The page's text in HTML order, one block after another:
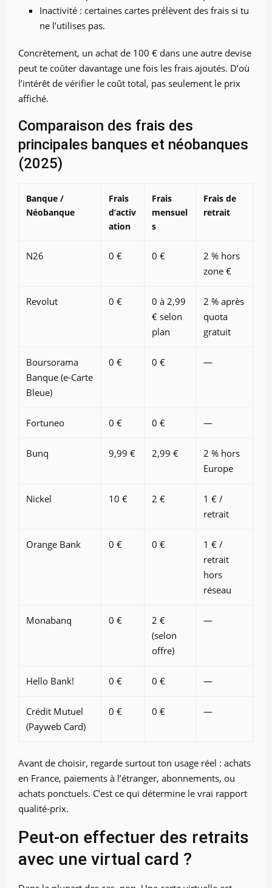
Inactivité : certaines cartes prélèvent des frais si tu
ne l’utilises pas.
Concrètement, un achat de 100 € dans une autre devise
peut te coûter davantage une fois les frais ajoutés. D’où
l’intérêt de vérifier le coût total, pas seulement le prix
affiché.
Comparaison des frais des
principales banques et néobanques
(2025)
Banque /
Néobanque
Frais
d’activ
ation
Frais
mensuel
s
Frais de
retrait
N26 0 € 0 €
2 % hors
zone €
Revolut 0 €
0 à 2,99
€ selon
plan
2 % après
quota
gratuit
Boursorama
Banque (e-Carte
Bleue)
0 € 0 € —
Fortuneo 0 € 0 € —
Bunq 9,99 € 2,99 €
2 % hors
Europe
Nickel 10 € 2 €
1 € /
retrait
Orange Bank 0 € 0 €
1 € /
retrait
hors
réseau
Monabanq 0 €
2 €
(selon
offre)
—
Hello Bank! 0 € 0 € —
Crédit Mutuel
(Payweb Card)
0 € 0 € —
Avant de choisir, regarde surtout ton usage réel : achats
en France, paiements à l’étranger, abonnements, ou
achats ponctuels. C’est ce qui détermine le vrai rapport
qualité-prix.
Peut-on effectuer des retraits
avec une virtual card ?